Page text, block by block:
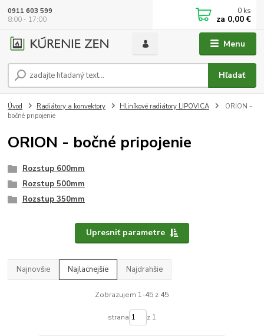
Menu
Hľadať
0911 603 599
8:00 - 17:00
0 ks
za 0,00 €
Úvod Radiátory a konvektory Hliníkové radiátory LIPOVICA
ORION -
bočné pripojenie
ORION - bočné pripojenie
Rozstup 600mm
Rozstup 500mm
Rozstup 350mm
Upresniť parametre
Najnovšie Najlacnejšie Najdrahšie
Zobrazujem 1-45 z 45
strana z 1